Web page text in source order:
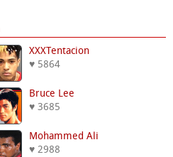
XXXTentacion
♥ 5864
Bruce Lee
♥ 3685
Mohammed Ali
♥ 2988